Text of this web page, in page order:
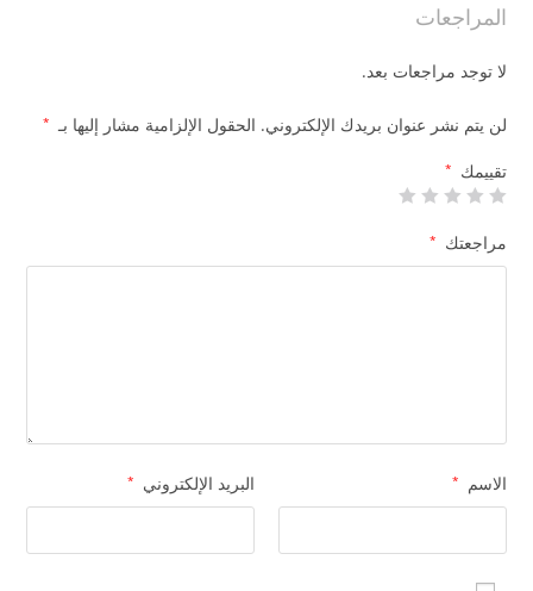
المراجعات
لا توجد مراجعات بعد.
لن يتم نشر عنوان بريدك الإلكتروني. الحقول الإلزامية مشار إليها بـ *
تقييمك *
مراجعتك *
الاسم * البريد الإلكتروني *